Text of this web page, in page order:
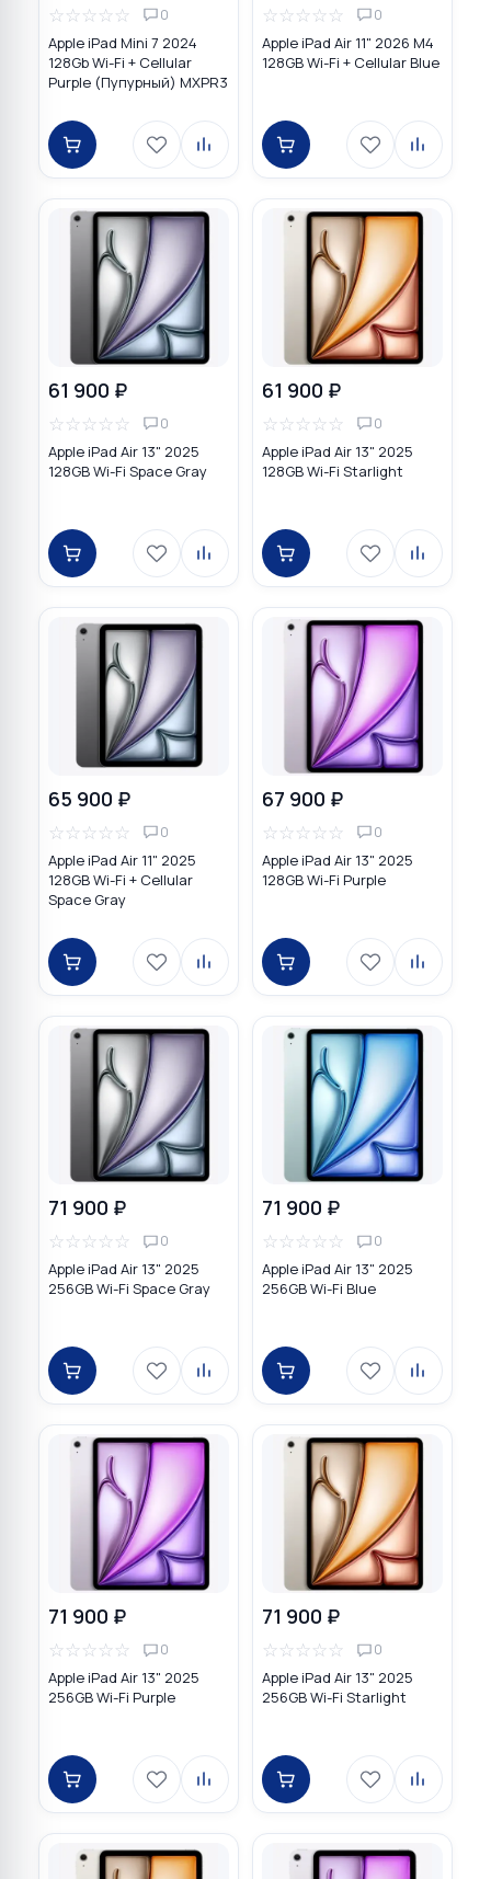
☆☆☆☆☆ 0
Apple iPad Mini 7 2024
128Gb Wi-Fi + Cellular
Purple (Пупурный) MXPR3
☆☆☆☆☆ 0
Apple iPad Air 11" 2026 M4
128GB Wi-Fi + Cellular Blue
61 900 ₽
☆☆☆☆☆ 0
Apple iPad Air 13" 2025
128GB Wi-Fi Space Gray
61 900 ₽
☆☆☆☆☆ 0
Apple iPad Air 13" 2025
128GB Wi-Fi Starlight
65 900 ₽
☆☆☆☆☆ 0
Apple iPad Air 11" 2025
128GB Wi-Fi + Cellular
Space Gray
67 900 ₽
☆☆☆☆☆ 0
Apple iPad Air 13" 2025
128GB Wi-Fi Purple
71 900 ₽
☆☆☆☆☆ 0
Apple iPad Air 13" 2025
256GB Wi-Fi Space Gray
71 900 ₽
☆☆☆☆☆ 0
Apple iPad Air 13" 2025
256GB Wi-Fi Blue
71 900 ₽
☆☆☆☆☆ 0
Apple iPad Air 13" 2025
256GB Wi-Fi Purple
71 900 ₽
☆☆☆☆☆ 0
Apple iPad Air 13" 2025
256GB Wi-Fi Starlight